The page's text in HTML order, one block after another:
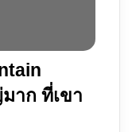
าก ที่เขา